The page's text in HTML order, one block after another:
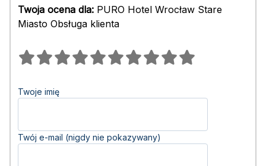
Twoja ocena dla: PURO Hotel Wrocław Stare
Miasto Obsługa klienta
Twoje imię
Twój e-mail (nigdy nie pokazywany)